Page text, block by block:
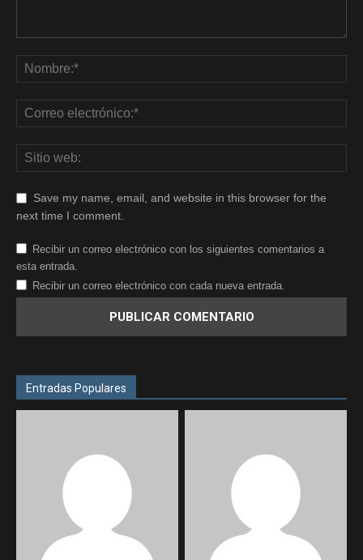
Save my name, email, and website in this browser for the
next time I comment.
Recibir un correo electrónico con los siguientes comentarios a
esta entrada.
Recibir un correo electrónico con cada nueva entrada.
Entradas Populares